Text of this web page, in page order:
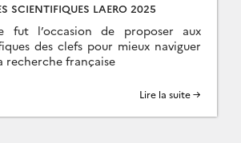
SCIENTIFIQUES LAERO 2025
fut l’occasion de proposer aux
des clefs pour mieux naviguer
recherche française
Lire la suite →